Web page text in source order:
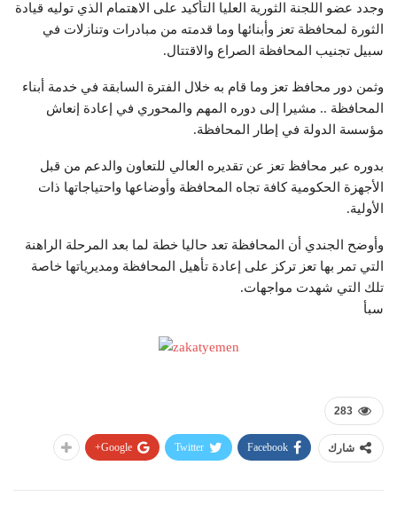
وجدد عضو اللجنة الثورية العليا التأكيد على الاهتمام الذي توليه قيادة
الثورة لمحافظة تعز وأبنائها وما قدمته من مبادرات وتنازلات في
سبيل تجنيب المحافظة الصراع والاقتتال.
وثمن دور محافظ تعز وما قام به خلال الفترة السابقة في خدمة أبناء
المحافظة .. مشيرا إلى دوره المهم والمحوري في إعادة إنعاش
مؤسسة الدولة في إطار المحافظة.
بدوره عبر محافظ تعز عن تقديره العالي للتعاون والدعم من قبل
الأجهزة الحكومية كافة تجاه المحافظة وأوضاعها واحتياجاتها ذات
الأولية.
وأوضح الجندي أن المحافظة تعد حاليا خطة لما بعد المرحلة الراهنة
التي تمر بها تعز تركز على إعادة تأهيل المحافظة ومديرياتها خاصة
تلك التي شهدت مواجهات.
سبأ
283
شارك Facebook
Twitter
Google+